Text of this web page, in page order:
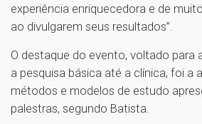
experiência enriquecedora e de
ao divulgarem seus resultados”.
O destaque do evento, voltado para
a pesquisa básica até a clínica, foi a
métodos e modelos de estudo
palestras, segundo Batista.